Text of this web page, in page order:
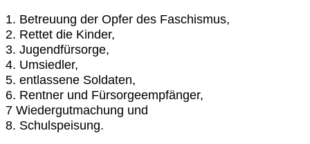
1. Betreuung der Opfer des Faschismus,
2. Rettet die Kinder,
3. Jugendfürsorge,
4. Umsiedler,
5. entlassene Soldaten,
6. Rentner und Fürsorgeempfänger,
7 Wiedergutmachung und
8. Schulspeisung.